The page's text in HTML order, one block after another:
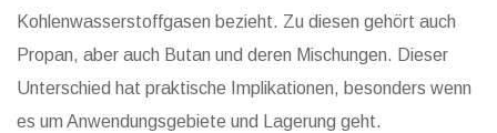
Kohlenwasserstoffgasen bezieht. Zu diesen gehört auch
Propan, aber auch Butan und deren Mischungen. Dieser
Unterschied hat praktische Implikationen, besonders wenn
es um Anwendungsgebiete und Lagerung geht.